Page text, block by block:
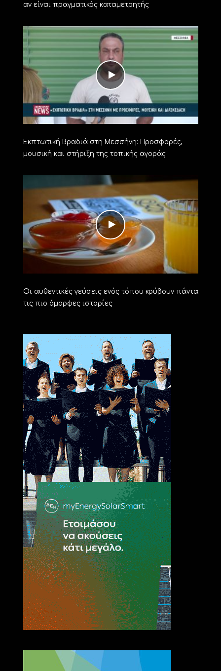
αν είναι πραγματικός καταμετρητής
Εκπτωτική Βραδιά στη Μεσσήνη: Προσφορές,
μουσική και στήριξη της τοπικής αγοράς
Οι αυθεντικές γεύσεις ενός τόπου κρύβουν πάντα
τις πιο όμορφες ιστορίες